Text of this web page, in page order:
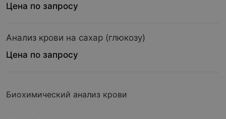
Цена по запросу
Анализ крови на сахар (глюкозу)
Цена по запросу
Биохимический анализ крови